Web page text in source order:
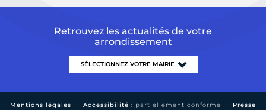
Retrouvez les actualités de votre
arrondissement
Mentions légales Accessibilité : partiellement conforme Presse